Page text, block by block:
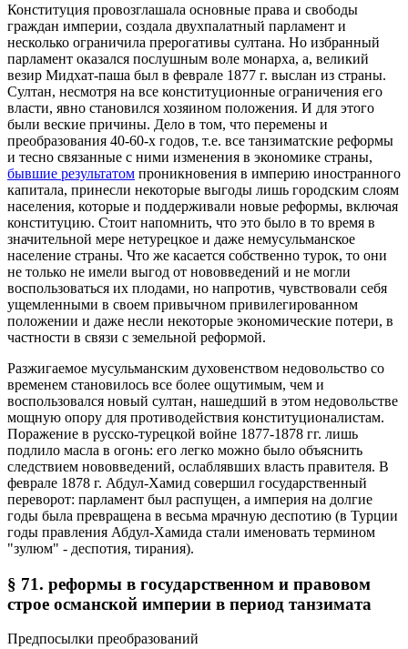
Конституция провозглашала основные права и свободы
граждан империи, создала двухпалатный парламент и
несколько ограничила прерогативы султана. Но избранный
парламент оказался послушным воле монарха, а, великий
везир Мидхат-паша был в феврале 1877 г. выслан из страны.
Султан, несмотря на все конституционные ограничения его
власти, явно становился хозяином положения. И для этого
были веские причины. Дело в том, что перемены и
преобразования 40-60-х годов, т.е. все танзиматские реформы
и тесно связанные с ними изменения в экономике страны,
бывшие результатом проникновения в империю иностранного
капитала, принесли некоторые выгоды лишь городским слоям
населения, которые и поддерживали новые реформы, включая
конституцию. Стоит напомнить, что это было в то время в
значительной мере нетурецкое и даже немусульманское
население страны. Что же касается собственно турок, то они
не только не имели выгод от нововведений и не могли
воспользоваться их плодами, но напротив, чувствовали себя
ущемленными в своем привычном привилегированном
положении и даже несли некоторые экономические потери, в
частности в связи с земельной реформой.
Разжигаемое мусульманским духовенством недовольство со
временем становилось все более ощутимым, чем и
воспользовался новый султан, нашедший в этом недовольстве
мощную опору для противодействия конституционалистам.
Поражение в русско-турецкой войне 1877-1878 гг. лишь
подлило масла в огонь: его легко можно было объяснить
следствием нововведений, ослаблявших власть правителя. В
феврале 1878 г. Абдул-Хамид совершил государственный
переворот: парламент был распущен, а империя на долгие
годы была превращена в весьма мрачную деспотию (в Турции
годы правления Абдул-Хамида стали именовать термином
"зулюм" - деспотия, тирания).
§ 71. реформы в государственном и правовом
строе османской империи в период танзимата
Предпосылки преобразований